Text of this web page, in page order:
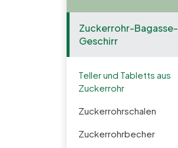
Zuckerrohr-Bagasse-
Geschirr
Teller und Tabletts aus
Zuckerrohr
Zuckerrohrschalen
Zuckerrohrbecher